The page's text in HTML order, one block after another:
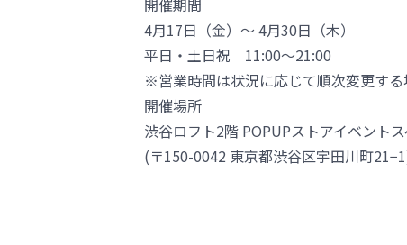
開催期間
4月17日（金）～ 4月30日（木）
平日・土日祝 11:00～21:00
※営業時間は状況に応じて順次変更する
開催場所
渋谷ロフト2階 POPUPストアイベント
(〒150-0042 東京都渋谷区宇田川町